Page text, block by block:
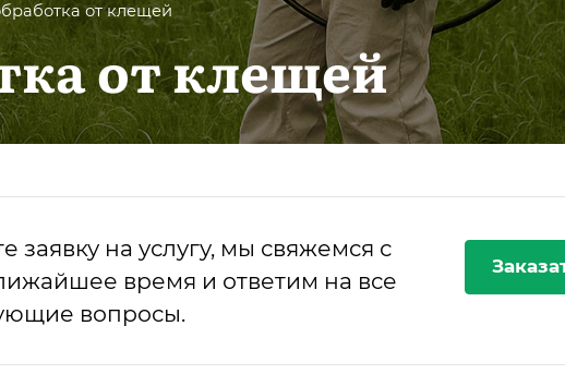
от клещей
от клещей
заявку на услугу, мы свяжемся с
время и ответим на все
вопросы.